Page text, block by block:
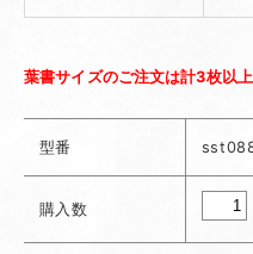
葉書サイズのご注文は計3枚以上
型番
購入数